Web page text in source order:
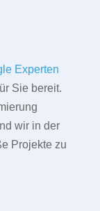
Experten
Sie bereit.
wir in der
Projekte zu